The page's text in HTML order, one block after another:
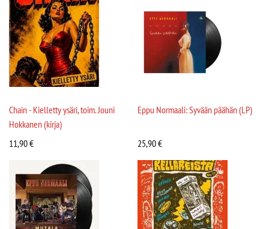
Chain - Kielletty ysäri, toim. Jouni
Hokkanen (kirja)
11,90€
Eppu Normaali: Syvään päähän (LP)
25,90€